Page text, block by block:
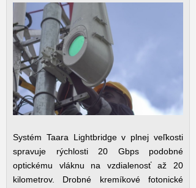
Systém Taara Lightbridge v plnej veľkosti
spravuje rýchlosti 20 Gbps podobné
optickému vláknu na vzdialenosť až 20
kilometrov. Drobné kremíkové fotonické